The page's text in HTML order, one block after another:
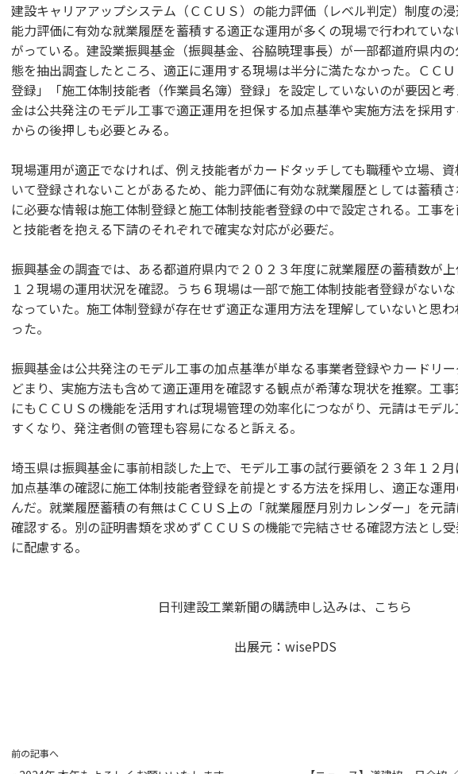
建設キャリアアップシステム（ＣＣＵＳ）の能力評価（レベル判定）制度の浸
能力評価に有効な就業履歴を蓄積する適正な運用が多くの現場で行われてい
がっている。建設業振興基金（振興基金、谷脇暁理事長）が一部都道府県内
態を抽出調査したところ、適正に運用する現場は半分に満たなかった。ＣＣ
登録」「施工体制技能者（作業員名簿）登録」を設定していないのが要因と
金は公共発注のモデル工事で適正運用を担保する加点基準や実施方法を採用
からの後押しも必要とみる。
現場運用が適正でなければ、例え技能者がカードタッチしても職種や立場、
いて登録されないことがあるため、能力評価に有効な就業履歴としては蓄積
に必要な情報は施工体制登録と施工体制技能者登録の中で設定される。工事
と技能者を抱える下請のそれぞれで確実な対応が必要だ。
振興基金の調査では、ある都道府県内で２０２３年度に就業履歴の蓄積数が
１２現場の運用状況を確認。うち６現場は一部で施工体制技能者登録がない
なっていた。施工体制登録が存在せず適正な運用方法を理解していないと思
った。
振興基金は公共発注のモデル工事の加点基準が単なる事業者登録やカードリ
どまり、実施方法も含めて適正運用を確認する観点が希薄な現状を推察。工
にもＣＣＵＳの機能を活用すれば現場管理の効率化につながり、元請はモデ
すくなり、発注者側の管理も容易になると訴える。
埼玉県は振興基金に事前相談した上で、モデル工事の試行要領を２３年１２月
加点基準の確認に施工体制技能者登録を前提とする方法を採用し、適正な運
んだ。就業履歴蓄積の有無はＣＣＵＳ上の「就業履歴月別カレンダー」を元
確認する。別の証明書類を求めずＣＣＵＳの機能で完結させる確認方法とし
に配慮する。
日刊建設工業新聞の購読申し込みは、 こちら
出展元： wisePDS
前の記事へ